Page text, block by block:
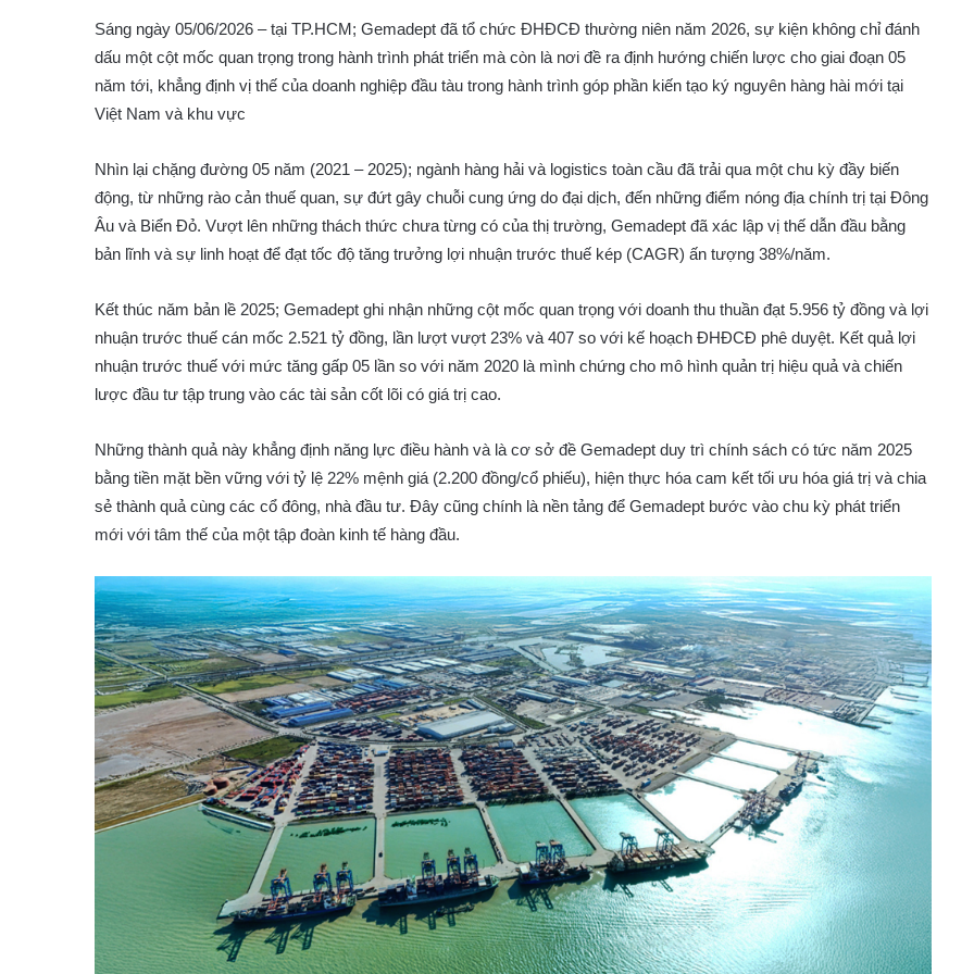
Sáng ngày 05/06/2026 – tại TP.HCM; Gemadept đã tổ chức ĐHĐCĐ thường niên năm 2026, sự kiện không chỉ đánh
dấu một cột mốc quan trọng trong hành trình phát triển mà còn là nơi đề ra định hướng chiến lược cho giai đoạn 05
năm tới, khẳng định vị thế của doanh nghiệp đầu tàu trong hành trình góp phần kiến tạo ký nguyên hàng hài mới tại
Việt Nam và khu vực
Nhìn lại chặng đường 05 năm (2021 – 2025); ngành hàng hải và logistics toàn cầu đã trải qua một chu kỳ đầy biến
động, từ những rào cản thuế quan, sự đứt gây chuỗi cung ứng do đại dịch, đến những điểm nóng địa chính trị tại Đông
Âu và Biển Đỏ. Vượt lên những thách thức chưa từng có của thị trường, Gemadept đã xác lập vị thế dẫn đầu bằng
bản lĩnh và sự linh hoạt để đạt tốc độ tăng trưởng lợi nhuận trước thuế kép (CAGR) ấn tượng 38%/năm.
Kết thúc năm bản lề 2025; Gemadept ghi nhận những cột mốc quan trọng với doanh thu thuần đạt 5.956 tỷ đồng và lợi
nhuận trước thuế cán mốc 2.521 tỷ đồng, lần lượt vượt 23% và 407 so với kế hoạch ĐHĐCĐ phê duyệt. Kết quả lợi
nhuận trước thuế với mức tăng gấp 05 lần so với năm 2020 là mình chứng cho mô hình quản trị hiệu quả và chiến
lược đầu tư tập trung vào các tài sản cốt lõi có giá trị cao.
Những thành quả này khẳng định năng lực điều hành và là cơ sở đề Gemadept duy trì chính sách có tức năm 2025
bằng tiền mặt bền vững với tỷ lệ 22% mệnh giá (2.200 đồng/cổ phiếu), hiện thực hóa cam kết tối ưu hóa giá trị và chia
sẻ thành quả cùng các cổ đông, nhà đầu tư. Đây cũng chính là nền tảng để Gemadept bước vào chu kỳ phát triển
mới với tâm thế của một tập đoàn kinh tế hàng đầu.